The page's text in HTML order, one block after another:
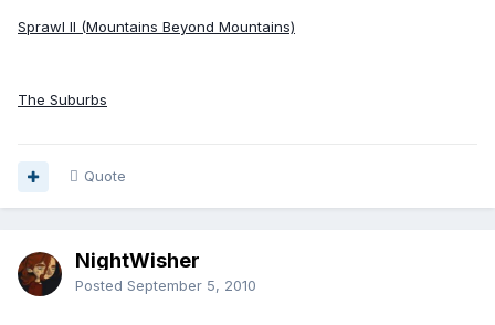
Sprawl II (Mountains Beyond Mountains)
The Suburbs
Quote
NightWisher
Posted September 5, 2010